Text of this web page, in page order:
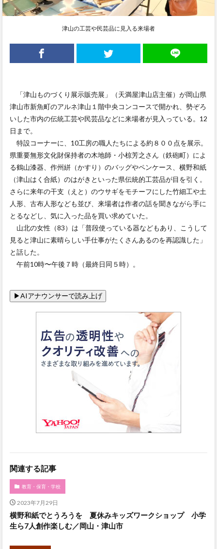
津山の工芸や民芸品に見入る来場者
「津山ものづくり展示販売展」（天満屋津山店主催）が岡山県
津山市新魚町のアルネ津山１階中央コンコースで開かれ、勢ぞろ
いした市内の伝統工芸や民芸品などに来場者が見入っている。12
日まで。
特設コーナーに、10工房の職人たちによる約８００点を展示。
県重要無形文化財保持者の木地師・小椋芳之さん（鉄砲町）によ
る鶴山漆器、作州絣（かすり）のバッグやペンケース、横野和紙
（津山はく合紙）のはがきといった県伝統的工芸品が目を引く。
さらに来年の干支（えと）のウサギをモチーフにした竹細工や土
人形、古布人形なども並び、来場者は作者の話を聞きながら手に
とるなどし、気に入った品を買い求めていた。
山北の女性（83）は「普段使っている器などもあり、こうして
見ると津山に素晴らしい手仕事がたくさんあるのを再認識した」
と話した。
午前10時〜午後７時（最終日同５時）。
関連する記事
教育・保育・学校
2023年7月29日
横野和紙でとうろうを 夏休みキッズワークショップ 小学
生ら7人創作楽しむ／岡山・津山市